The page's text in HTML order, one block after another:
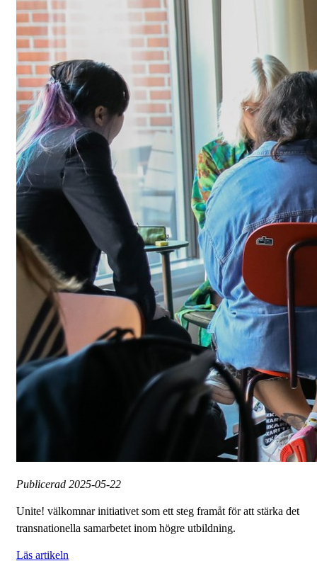
Publicerad 2025-05-22
Unite! välkomnar initiativet som ett steg framåt för att stärka det
transnationella samarbetet inom högre utbildning.
Läs artikeln